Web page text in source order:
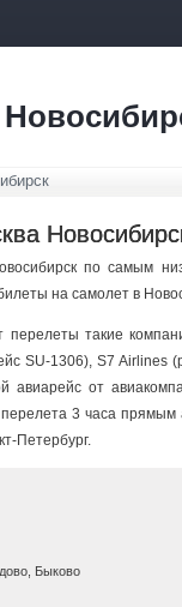
по самым
на самолет в
такие
SU-1306), S7 Airlines
авиарейс от
3 часа прямым
Петербург.
Быково